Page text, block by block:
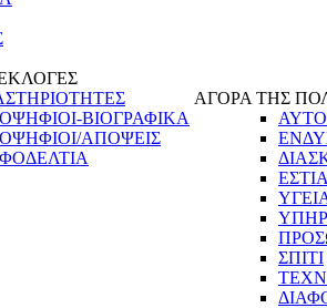
ΒΙΟΓΡΑΦΙΚΑ
ΑΠΟΨΕΙΣ
ΑΓΟΡΑ ΤΗΣ
ΣΠΙΤΙ